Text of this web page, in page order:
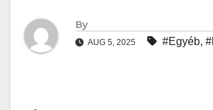
By
AUG 5, 2025 #Egyéb,